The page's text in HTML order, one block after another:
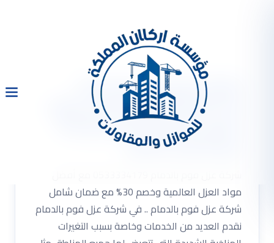
شركة عزل فوم بالدمام
0533334179 مع أفضل مواد
مع ضمان شامل
مواد العزل العالمية وخصم 30% مع ضمان شامل
شركة عزل فوم بالدمام .. في شركة عزل فوم بالدمام
نقدم العديد من الخدمات وخاصة بسبب التغيرات